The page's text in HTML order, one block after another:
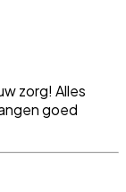
zorg! Alles
goed